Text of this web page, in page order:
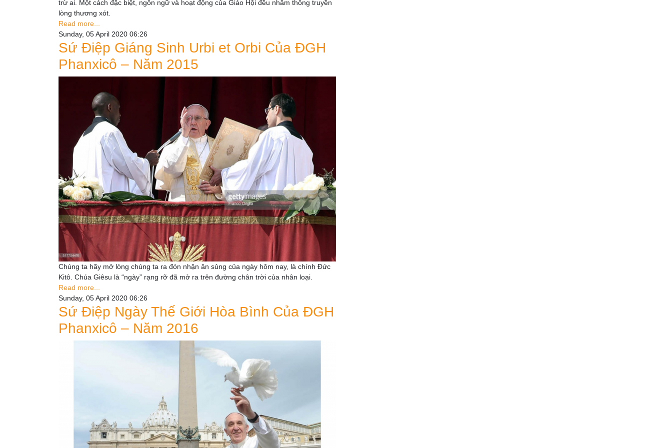
trừ ai. Một cách đặc biệt, ngôn ngữ và hoạt động của Giáo Hội đều nhằm thông truyền
lòng thương xót.
Read more...
Sunday, 05 April 2020 06:26
Sứ Điệp Giáng Sinh Urbi et Orbi Của ĐGH
Phanxicô – Năm 2015
Chúng ta hãy mở lòng chúng ta ra đón nhận ân sủng của ngày hôm nay, là chính Đức
Kitô. Chúa Giêsu là “ngày” rạng rỡ đã mở ra trên đường chân trời của nhân loại.
Read more...
Sunday, 05 April 2020 06:26
Sứ Điệp Ngày Thế Giới Hòa Bình Của ĐGH
Phanxicô – Năm 2016